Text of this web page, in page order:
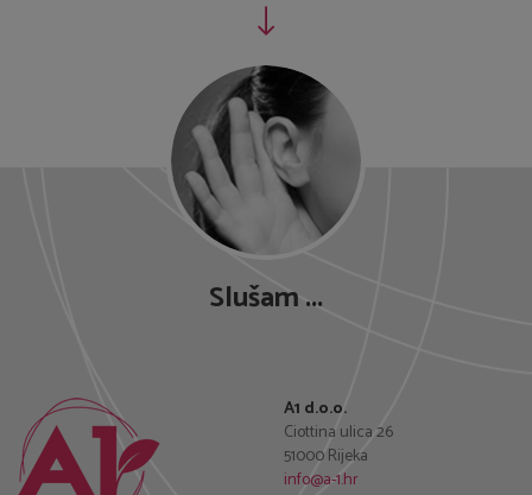
Slušam ...
A1 d.o.o.
Ciottina ulica 26
51000 Rijeka
info@a-1.hr